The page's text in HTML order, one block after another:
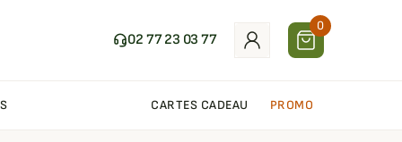
02 77 23 03 77
0
CARTES CADEAU PROMO